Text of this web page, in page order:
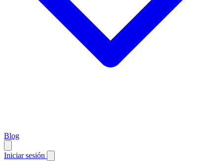
Blog
Iniciar sesión